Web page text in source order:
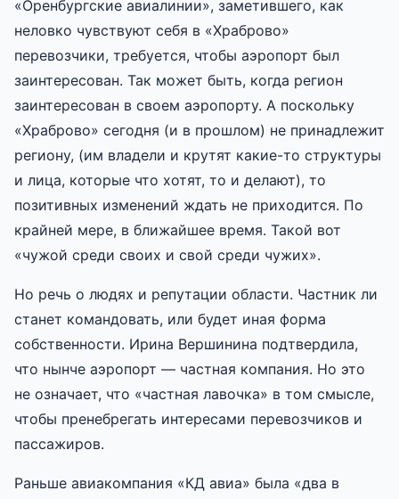
«Оренбургские авиалинии», заметившего, как
неловко чувствуют себя в «Храброво»
перевозчики, требуется, чтобы аэропорт был
заинтересован. Так может быть, когда регион
заинтересован в своем аэропорту. А поскольку
«Храброво» сегодня (и в прошлом) не принадлежит
региону, (им владели и крутят какие-то структуры
и лица, которые что хотят, то и делают), то
позитивных изменений ждать не приходится. По
крайней мере, в ближайшее время. Такой вот
«чужой среди своих и свой среди чужих».
Но речь о людях и репутации области. Частник ли
станет командовать, или будет иная форма
собственности. Ирина Вершинина подтвердила,
что нынче аэропорт — частная компания. Но это
не означает, что «частная лавочка» в том смысле,
чтобы пренебрегать интересами перевозчиков и
пассажиров.
Раньше авиакомпания «КД авиа» была «два в